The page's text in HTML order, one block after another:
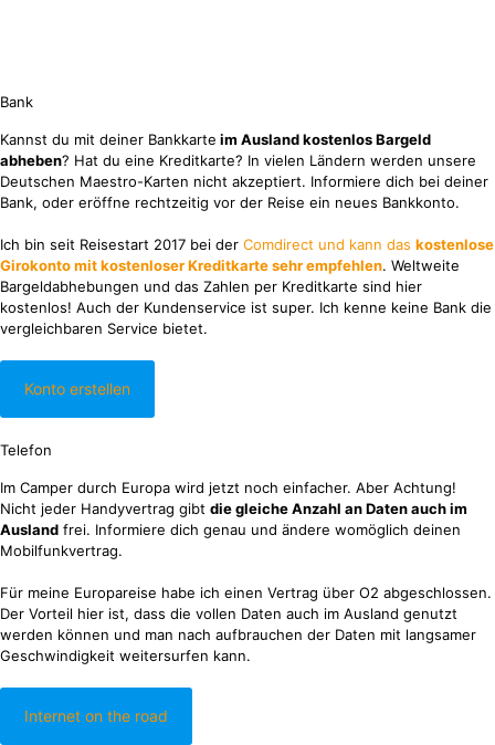
Bank
Kannst du mit deiner Bankkarte im Ausland kostenlos Bargeld
abheben? Hat du eine Kreditkarte? In vielen Ländern werden unsere
Deutschen Maestro-Karten nicht akzeptiert. Informiere dich bei deiner
Bank, oder eröffne rechtzeitig vor der Reise ein neues Bankkonto.
Ich bin seit Reisestart 2017 bei der Comdirect und kann das kostenlose
Girokonto mit kostenloser Kreditkarte sehr empfehlen. Weltweite
Bargeldabhebungen und das Zahlen per Kreditkarte sind hier
kostenlos! Auch der Kundenservice ist super. Ich kenne keine Bank die
vergleichbaren Service bietet.
Konto erstellen
Telefon
Im Camper durch Europa wird jetzt noch einfacher. Aber Achtung!
Nicht jeder Handyvertrag gibt die gleiche Anzahl an Daten auch im
Ausland frei. Informiere dich genau und ändere womöglich deinen
Mobilfunkvertrag.
Für meine Europareise habe ich einen Vertrag über O2 abgeschlossen.
Der Vorteil hier ist, dass die vollen Daten auch im Ausland genutzt
werden können und man nach aufbrauchen der Daten mit langsamer
Geschwindigkeit weitersurfen kann.
Internet on the road